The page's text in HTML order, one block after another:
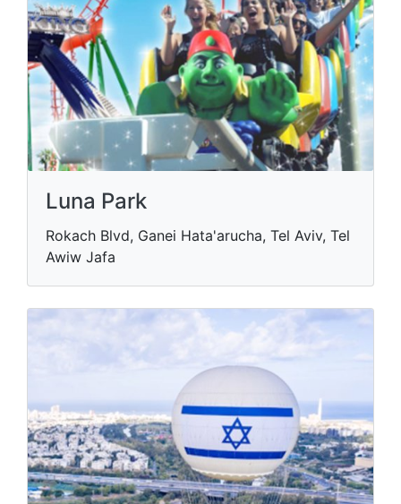
Luna Park
Rokach Blvd, Ganei Hata'arucha, Tel Aviv, Tel
Awiw Jafa